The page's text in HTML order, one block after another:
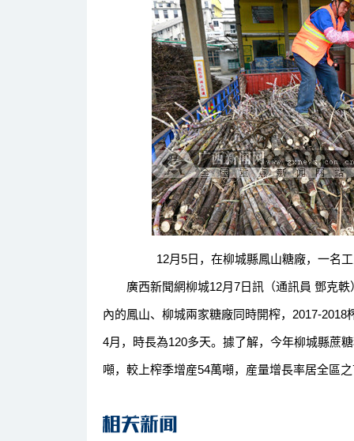
12月5日，在柳城縣鳳山糖廠，一名工
廣西新聞網柳城12月7日訊（通訊員 鄧克
內的鳳山、柳城兩家糖廠同時開榨，2017-
4月，時長為120多天。據了解，今年柳城縣蔗
噸，較上榨季增産54萬噸，産量增長率居全區